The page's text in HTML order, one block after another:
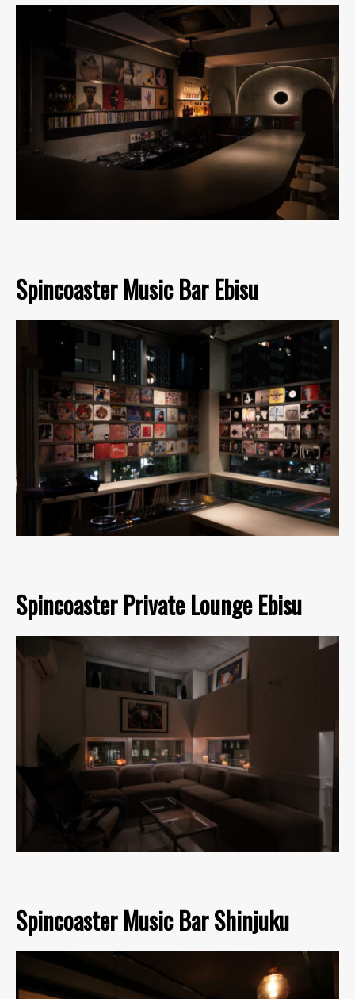
Spincoaster Music Bar Ebisu
Spincoaster Private Lounge Ebisu
Spincoaster Music Bar Shinjuku